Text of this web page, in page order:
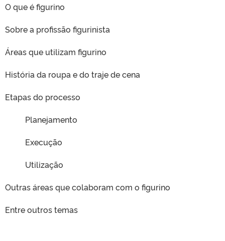
O que é figurino
Sobre a profissão figurinista
Áreas que utilizam figurino
História da roupa e do traje de cena
Etapas do processo
Planejamento
Execução
Utilização
Outras áreas que colaboram com o figurino
Entre outros temas